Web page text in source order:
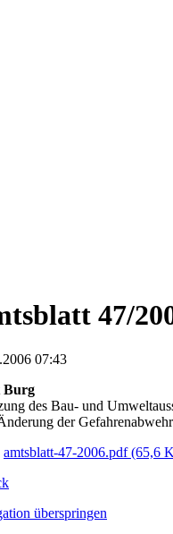
47/
07:43
Burg
des Bau- und
der
amtsblatt-47-2006.pdf(65,6
überspringen